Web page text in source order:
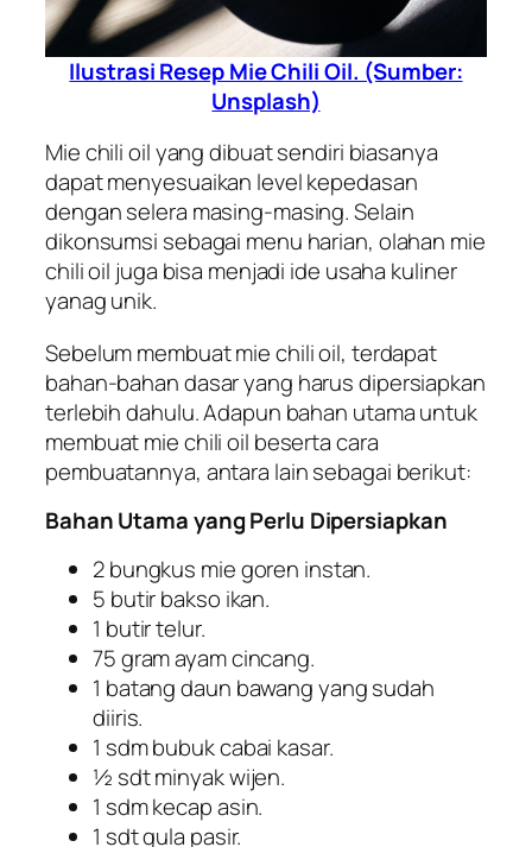
Ilustrasi Resep Mie Chili Oil. (Sumber:
Unsplash)
Mie chili oil yang dibuat sendiri biasanya
dapat menyesuaikan level kepedasan
dengan selera masing-masing. Selain
dikonsumsi sebagai menu harian, olahan mie
chili oil juga bisa menjadi ide usaha kuliner
yanag unik.
Sebelum membuat mie chili oil, terdapat
bahan-bahan dasar yang harus dipersiapkan
terlebih dahulu. Adapun bahan utama untuk
membuat mie chili oil beserta cara
pembuatannya, antara lain sebagai berikut:
Bahan Utama yang Perlu Dipersiapkan
2 bungkus mie goren instan.
5 butir bakso ikan.
1 butir telur.
75 gram ayam cincang.
1 batang daun bawang yang sudah
diiris.
1 sdm bubuk cabai kasar.
½ sdt minyak wijen.
1 sdm kecap asin.
1 sdt gula pasir.